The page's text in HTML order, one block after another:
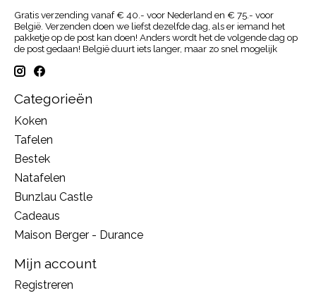
Gratis verzending vanaf € 40.- voor Nederland en € 75.- voor
België. Verzenden doen we liefst dezelfde dag, als er iemand het
pakketje op de post kan doen! Anders wordt het de volgende dag op
de post gedaan! België duurt iets langer, maar zo snel mogelijk
Categorieën
Koken
Tafelen
Bestek
Natafelen
Bunzlau Castle
Cadeaus
Maison Berger - Durance
Mijn account
Registreren